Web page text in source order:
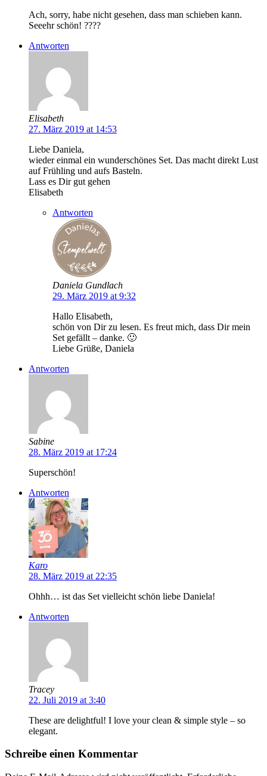
Ach, sorry, habe nicht gesehen, dass man schieben kann.
Seeehr schön! ????
Antworten
Elisabeth
27. März 2019 at 14:53
Liebe Daniela,
wieder einmal ein wunderschönes Set. Das macht direkt Lust
auf Frühling und aufs Basteln.
Lass es Dir gut gehen
Elisabeth
Antworten
Daniela Gundlach
29. März 2019 at 9:32
Hallo Elisabeth,
schön von Dir zu lesen. Es freut mich, dass Dir mein
Set gefällt – danke. 🙂
Liebe Grüße, Daniela
Antworten
Sabine
28. März 2019 at 17:24
Superschön!
Antworten
Karo
28. März 2019 at 22:35
Ohhh… ist das Set vielleicht schön liebe Daniela!
Antworten
Tracey
22. Juli 2019 at 3:40
These are delightful! I love your clean & simple style – so
elegant.
Schreibe einen Kommentar